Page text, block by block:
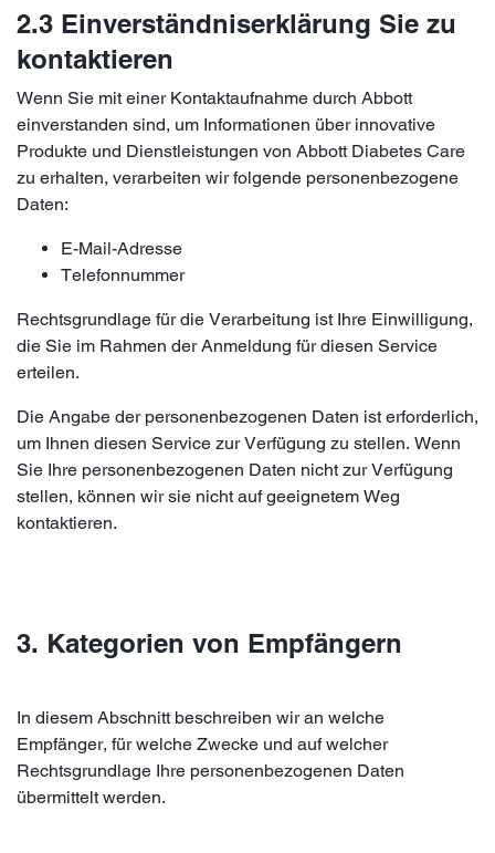
2.3 Einverständniserklärung Sie zu
kontaktieren
Wenn Sie mit einer Kontaktaufnahme durch Abbott
einverstanden sind, um Informationen über innovative
Produkte und Dienstleistungen von Abbott Diabetes Care
zu erhalten, verarbeiten wir folgende personenbezogene
Daten:
E-Mail-Adresse
Telefonnummer
Rechtsgrundlage für die Verarbeitung ist Ihre Einwilligung,
die Sie im Rahmen der Anmeldung für diesen Service
erteilen.
Die Angabe der personenbezogenen Daten ist erforderlich,
um Ihnen diesen Service zur Verfügung zu stellen. Wenn
Sie Ihre personenbezogenen Daten nicht zur Verfügung
stellen, können wir sie nicht auf geeignetem Weg
kontaktieren.
3. Kategorien von Empfängern
In diesem Abschnitt beschreiben wir an welche
Empfänger, für welche Zwecke und auf welcher
Rechtsgrundlage Ihre personenbezogenen Daten
übermittelt werden.